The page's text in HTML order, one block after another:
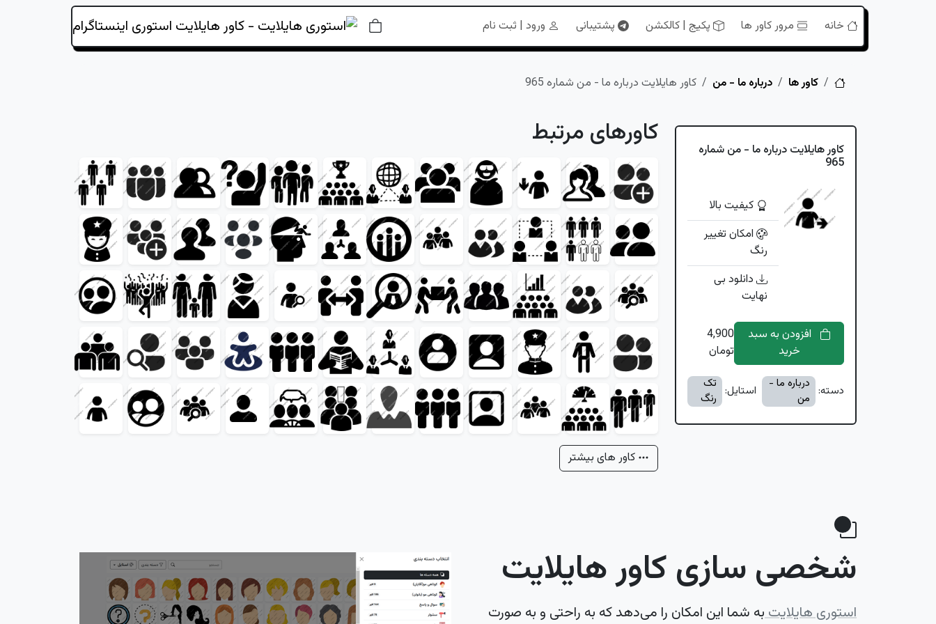
خانه مرور کاور ها پکیج | کالکشن پشتیبانی ورود | ثبت نام
خانهکاور ها درباره ما - من کاور هایلایت درباره ما - من شماره 965
کاور هایلایت درباره ما - من شماره
965
کیفیت بالا
امکان تغییر
رنگ
دانلود بی
نهایت
افزودن به سبد
خرید
4,900
تومان
دسته: درباره ما -
من
استایل: تک
رنگ
کاورهای مرتبط
کاور های بیشتر
شخصی سازی کاور هایلایت
استوری هایلایتبه شما این امکان را می‌دهد که به راحتی و به صورت